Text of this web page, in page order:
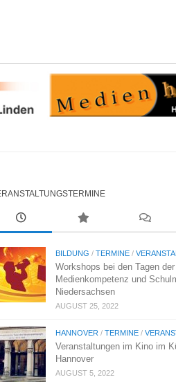
BILDUNG /TERMINE /
Workshops bei den Tagen der
Medienkompetenz und
Niedersachsen
AUGUST 25, 2022
HANNOVER /TERMINE /
Veranstaltungen im Kino im
Hannover
AUGUST 5, 2022